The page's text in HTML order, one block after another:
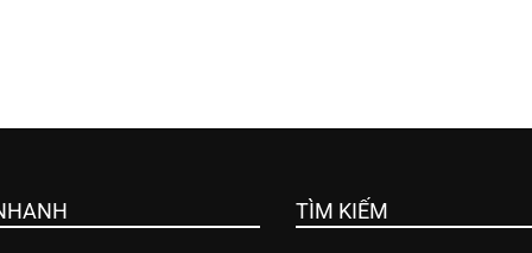
TÌM KIẾM